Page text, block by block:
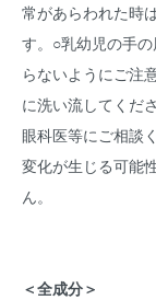
常があらわれた時
す。○乳幼児の手
らないようにご注
に洗い流してくだ
眼科医等にご相談
変化が生じる可能
ん。
＜全成分＞